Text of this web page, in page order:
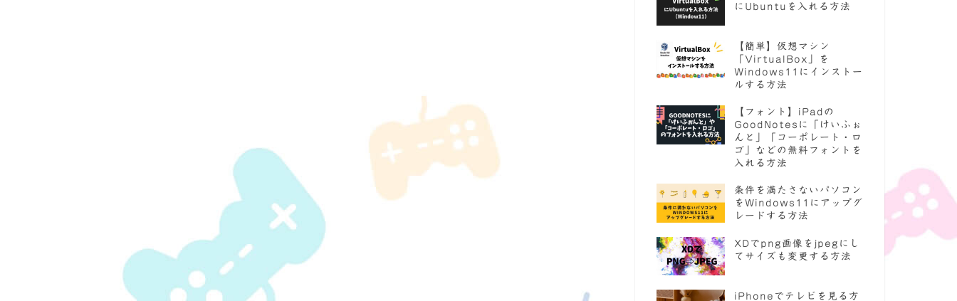
にUbuntuを入れる方法
【簡単】仮想マシン
「VirtualBox」を
Windows11にインストー
ルする方法
【フォント】iPadの
GoodNotesに「けいふぉ
んと」「コーポレート・ロ
ゴ」などの無料フォントを
入れる方法
条件を満たさないパソコン
をWindows11にアップグ
レードする方法
XDでpng画像をjpegにし
てサイズも変更する方法
iPhoneでテレビを見る方